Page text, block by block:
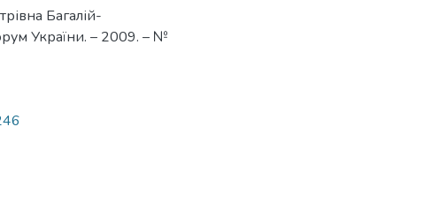
Багалій-
України. – 2009. – №